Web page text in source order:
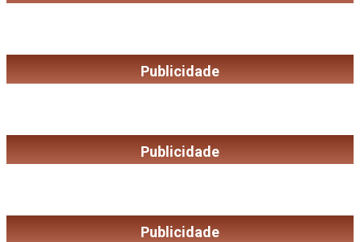
Publicidade
Publicidade
Publicidade